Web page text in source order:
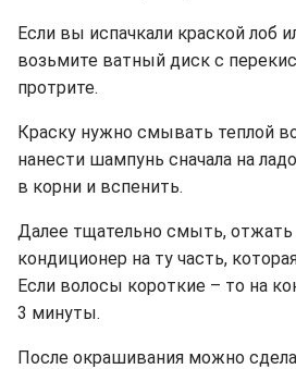
Если вы испачкали краской лоб
возьмите ватный диск с
протрите.
Краску нужно смывать теплой
нанести шампунь сначала на
в корни и вспенить.
Далее тщательно смыть,
кондиционер на ту часть,
Если волосы короткие – то на
3 минуты.
После окрашивания можно